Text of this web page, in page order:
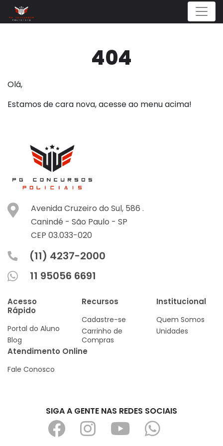
Menu
404
Olá,
Estamos de cara nova, acesse ao menu acima!
Avenida Cruzeiro do Sul, 586 .
Canindé - São Paulo - SP
CEP 03.033-020
(11) 4237-2000
11 95056 6691
Acesso
Rápido
Portal do Aluno
Blog
Recursos
Cadastre-se
Carrinho de
Compras
Institucional
Quem Somos
Unidades
Atendimento Online
Fale Conosco
SIGA A GENTE NAS REDES SOCIAIS